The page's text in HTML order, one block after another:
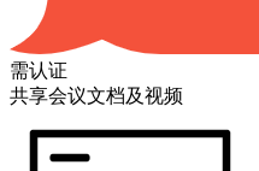
需认证
共享会议文档及视频